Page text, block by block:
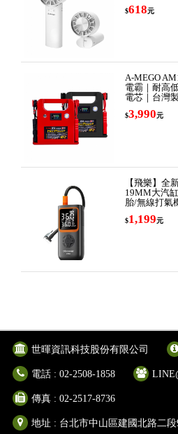
$618元
A-MEGO
電霸｜耐高
電芯｜台灣
$3,990元
【飛樂】全
19MM大汽
胎/無線打氣
$1,199元
世暉資訊科技股份有限公司
電話 : 02-2508-1858
傳真 : 02-2517-8736
地址 : 台北市中山區建國北路二段